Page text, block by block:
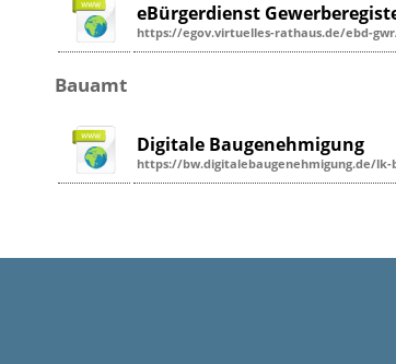
eBürgerdienst
https://egov.virtuelles-rathaus.de/ebd-gwr/
Bauamt
Digitale Baugenehmigung
https://bw.digitalebaugenehmigung.de/lk-